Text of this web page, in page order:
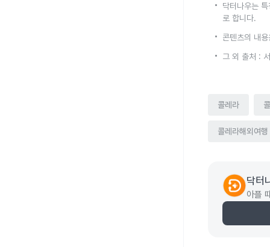
닥터나우는
로 합니다.
콘텐츠의 내
그 외 출처 :
콜레라
콜레라해외여행
닥터
아플